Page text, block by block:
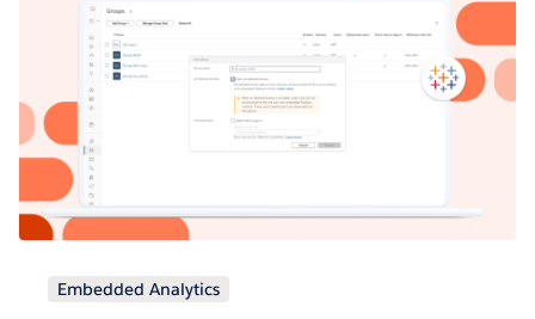
Embedded Analytics